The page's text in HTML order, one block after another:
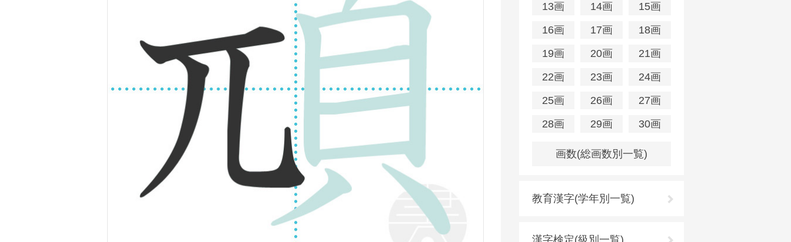
13画
14画
15画
16画
17画
18画
19画
20画
21画
22画
23画
24画
25画
26画
27画
28画
29画 30画
画数(総画数別一覧)
教育漢字(学年別一覧)
漢字検定(級別一覧)